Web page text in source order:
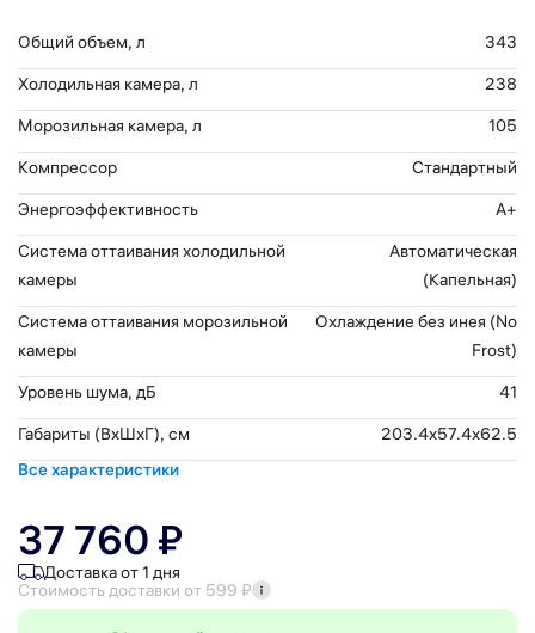
Общий объем, л
343
Холодильная камера, л
238
Морозильная камера, л
105
Компрессор
Стандартный
Энергоэффективность
A+
Система оттаивания холодильной
камеры
Автоматическая
(Капельная)
Система оттаивания морозильной
камеры
Охлаждение без инея (No
Frost)
Уровень шума, дБ
41
Габариты (ВхШхГ), см
203.4x57.4x62.5
Все характеристики
37 760 ₽
Доставка от 1 дня
Стоимость доставки от 599 ₽